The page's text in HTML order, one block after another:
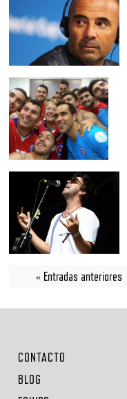
« Entradas anteriores
CONTACTO
BLOG